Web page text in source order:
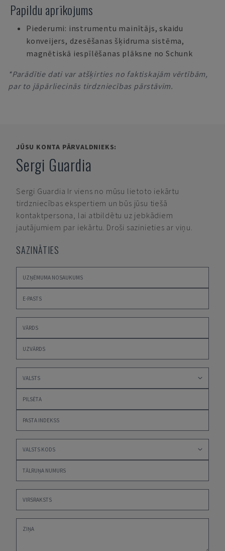
Papildu aprīkojums
Piederumi: instrumentu mainītājs, skaidu
konveijers, dzesēšanas šķidruma sistēma,
magnētiskā iespīlēšanas plāksne no Schunk
*Parādītie dati var atšķirties no faktiskajām vērtībām,
par to jāpārliecinās tirdzniecības pārstāvim.
JŪSU KONTA PĀRVALDNIEKS:
Sergi Guardia
Sergi Guardia Ir viens no mūsu lietoto iekārtu
tirdzniecības ekspertiem un būs jūsu tiešā
kontaktpersona, lai atbildētu uz jebkādiem
jautājumiem par iekārtu. Droši sazinieties ar viņu.
SAZINĀTIES